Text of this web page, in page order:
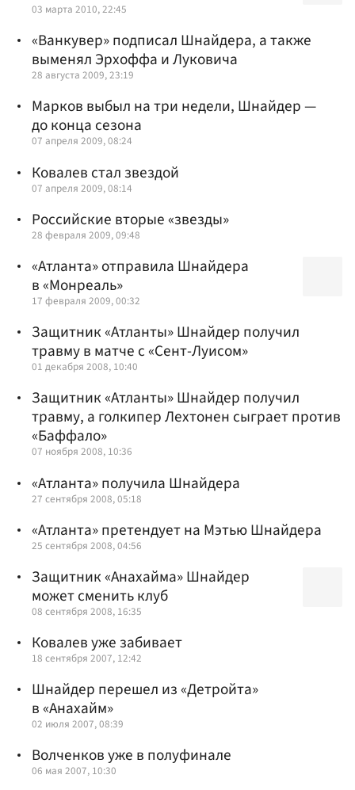
03 марта 2010, 22:45
«Ванкувер» подписал Шнайдера, а также
выменял Эрхоффа и Луковича
28 августа 2009, 23:19
Марков выбыл на три недели, Шнайдер —
до конца сезона
07 апреля 2009, 08:24
Ковалев стал звездой
07 апреля 2009, 08:14
Российские вторые «звезды»
28 февраля 2009, 09:48
«Атланта» отправила Шнайдера
в «Монреаль»
17 февраля 2009, 00:32
Защитник «Атланты» Шнайдер получил
травму в матче с «Сент-Луисом»
01 декабря 2008, 10:40
Защитник «Атланты» Шнайдер получил
травму, а голкипер Лехтонен сыграет против
«Баффало»
07 ноября 2008, 10:36
«Атланта» получила Шнайдера
27 сентября 2008, 05:18
«Атланта» претендует на Мэтью Шнайдера
25 сентября 2008, 04:56
Защитник «Анахайма» Шнайдер
может сменить клуб
08 сентября 2008, 16:35
Ковалев уже забивает
18 сентября 2007, 12:42
Шнайдер перешел из «Детройта»
в «Анахайм»
02 июля 2007, 08:39
Волченков уже в полуфинале
06 мая 2007, 10:30